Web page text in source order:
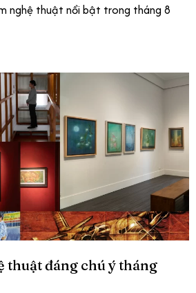
nghệ thuật nổi bật trong tháng 8
thuật đáng chú ý tháng